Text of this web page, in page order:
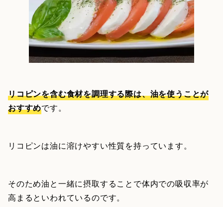
リコピンを含む食材を調理する際は、油を使うことが
おすすめです。
リコピンは油に溶けやすい性質を持っています。
そのため油と一緒に摂取することで体内での吸収率が
高まるといわれているのです。